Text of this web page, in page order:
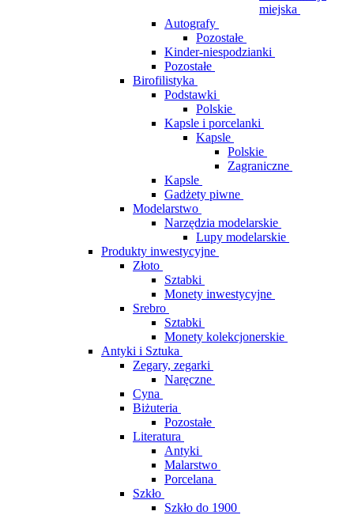
miejska
Autografy
Pozostałe
Kinder-niespodzianki
Pozostałe
Birofilistyka
Podstawki
Polskie
Kapsle i porcelanki
Kapsle
Polskie
Zagraniczne
Kapsle
Gadżety piwne
Modelarstwo
Narzędzia modelarskie
Lupy modelarskie
Produkty inwestycyjne
Złoto
Sztabki
Monety inwestycyjne
Srebro
Sztabki
Monety kolekcjonerskie
Antyki i Sztuka
Zegary, zegarki
Naręczne
Cyna
Biżuteria
Pozostałe
Literatura
Antyki
Malarstwo
Porcelana
Szkło
Szkło do 1900